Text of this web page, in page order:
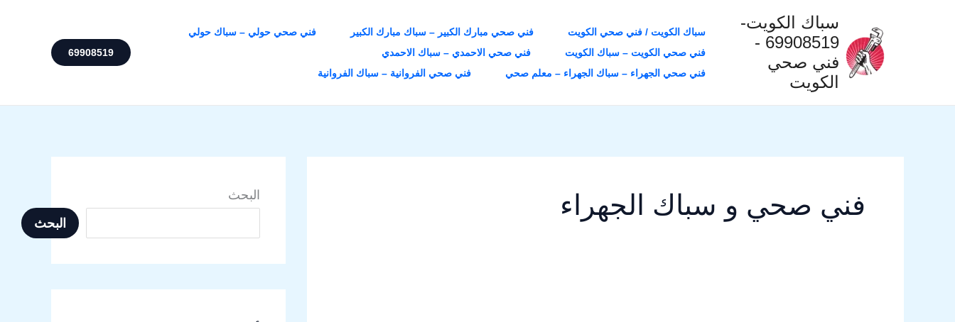
سباك الكويت-
69908519 -
فني صحي
الكويت
سباك الكويت / فني صحي الكويت فني صحي مبارك الكبير – سباك مبارك الكبير
فني صحي حولي – سباك حولي
فني صحي الكويت – سباك الكويت
فني صحي الاحمدي – سباك الاحمدي
فني صحي الجهراء – سباك الجهراء – معلم صحي
فني صحي الفروانية – سباك الفروانية
69908519
فني صحي و سباك الجهراء
البحث
البحث